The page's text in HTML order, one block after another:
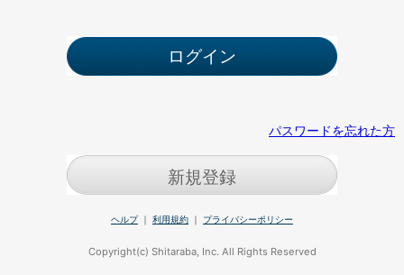
パスワードを忘れた方
新規登録
ヘルプ｜ 利用規約 ｜ プライバシーポリシー
Copyright(c) Shitaraba, Inc. All Rights Reserved